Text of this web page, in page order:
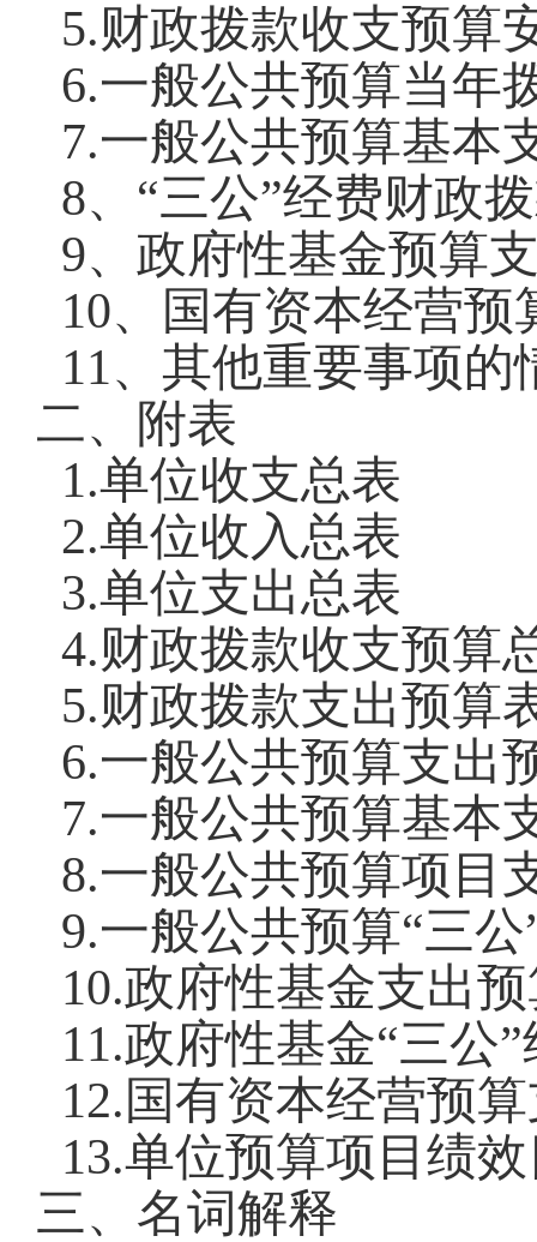
5.财政拨款收支预算
6.一般公共预算当年
7.一般公共预算基本
8、 “三公”经费财政
9、政府性基金预算
10、国有资本经营预
11、其他重要事项的
二、
附表
1.单位收支总表
2.单位收入总表
3.单位支出总表
4.财政拨款收支预算
5.财政拨款支出预算
6.一般公共预算支出
7.一般公共预算基本
8.一般公共预算项目
9.一般公共预算“三公
10.政府性基金支出
11.政府性基金“三公”
12.国有资本经营预
13.单位预算项目绩
三、名词解释